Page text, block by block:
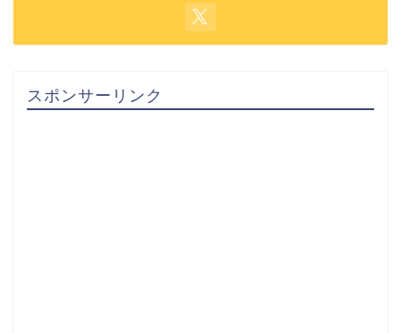
スポンサーリンク